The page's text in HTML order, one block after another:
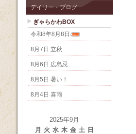
デイリー・ブログ
ぎゃらかわBOX
令和8年8月8日
8月7日 立秋
8月6日 広島忌
8月5日 暑い！
8月4日 喜雨
2025年9月
月
火 水 木 金 土 日